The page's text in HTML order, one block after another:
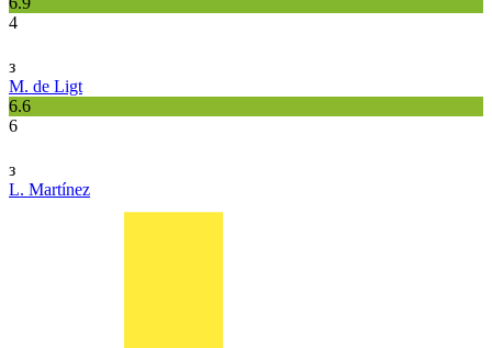
4
з
M. de Ligt
6.6
6
з
L. Martínez